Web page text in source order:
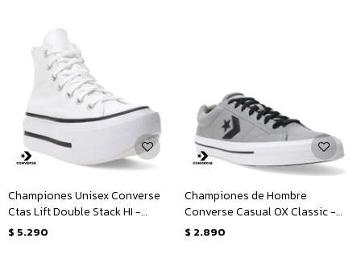
Championes Unisex Converse
Ctas Lift Double Stack HI -
Blanco - Negro
$ 5.290
Championes de Hombre
Converse Casual OX Classic -
Gris - Negro - Blanco
$ 2.890